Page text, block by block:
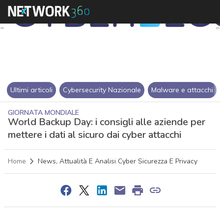
Ultimi articoli Cybersecurity Nazionale Malware e attacchi
GIORNATA MONDIALE
World Backup Day: i consigli alle aziende per
mettere i dati al sicuro dai cyber attacchi
Home News, Attualità E Analisi Cyber Sicurezza E Privacy